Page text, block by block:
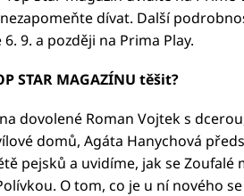
dívat. Další
6. 9. a později na Prima Play.
STAR MAGAZÍNU těšit?
dovolené Roman Vojtek s
domů, Agáta Hanychová
pejsků a uvidíme, jak se Zoufalé
O tom, co je u ní nového